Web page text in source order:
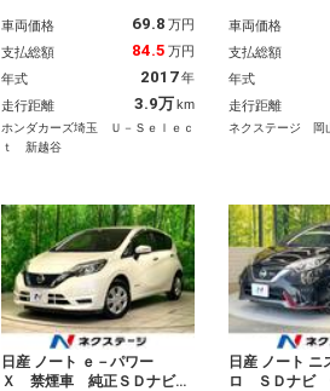
ｕｅｔｏｏｔｈ ＥＴＣ リ
ヤカメラ 軽減ブレーキ 横
滑り防止装置 ＡＵＴＯライ
ト フロントカメラ スマキ
ー 衝突安全ボディ キーレ
ス ＤＶＤ再生機能
車両価格 69.8 万円
支払総額 84.5 万円
年式 2017年
走行距離 3.9万km
ホンダカーズ埼玉 Ｕ－Ｓｅｌｅｃ
ｔ 新越谷
ＴＣ オート
Ｄ フルセグ
ガラス パワ
ワーステアリ
ングストップ
車両価格
支払総額
年式
走行距離
ネクステージ 岡
日産 ノート ｅ－パワー
Ｘ 禁煙車 純正ＳＤナビ
日産 ノート
ロ ＳＤナビ